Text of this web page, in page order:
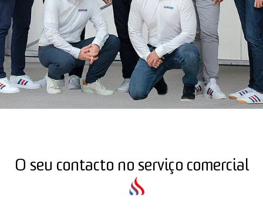
O seu contacto no serviço comercial